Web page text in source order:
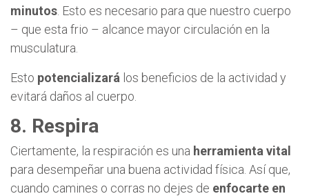
minutos . Esto es necesario para que nuestro cuerpo
– que esta frio – alcance mayor circulación en la
musculatura.
Esto potencializará los beneficios de la actividad y
evitará daños al cuerpo.
8. Respira
Ciertamente, la respiración es una herramienta vital
para desempeñar una buena actividad física. Así que,
cuando camines o corras no dejes de enfocarte en